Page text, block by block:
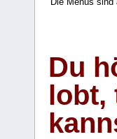
Du
lobt,